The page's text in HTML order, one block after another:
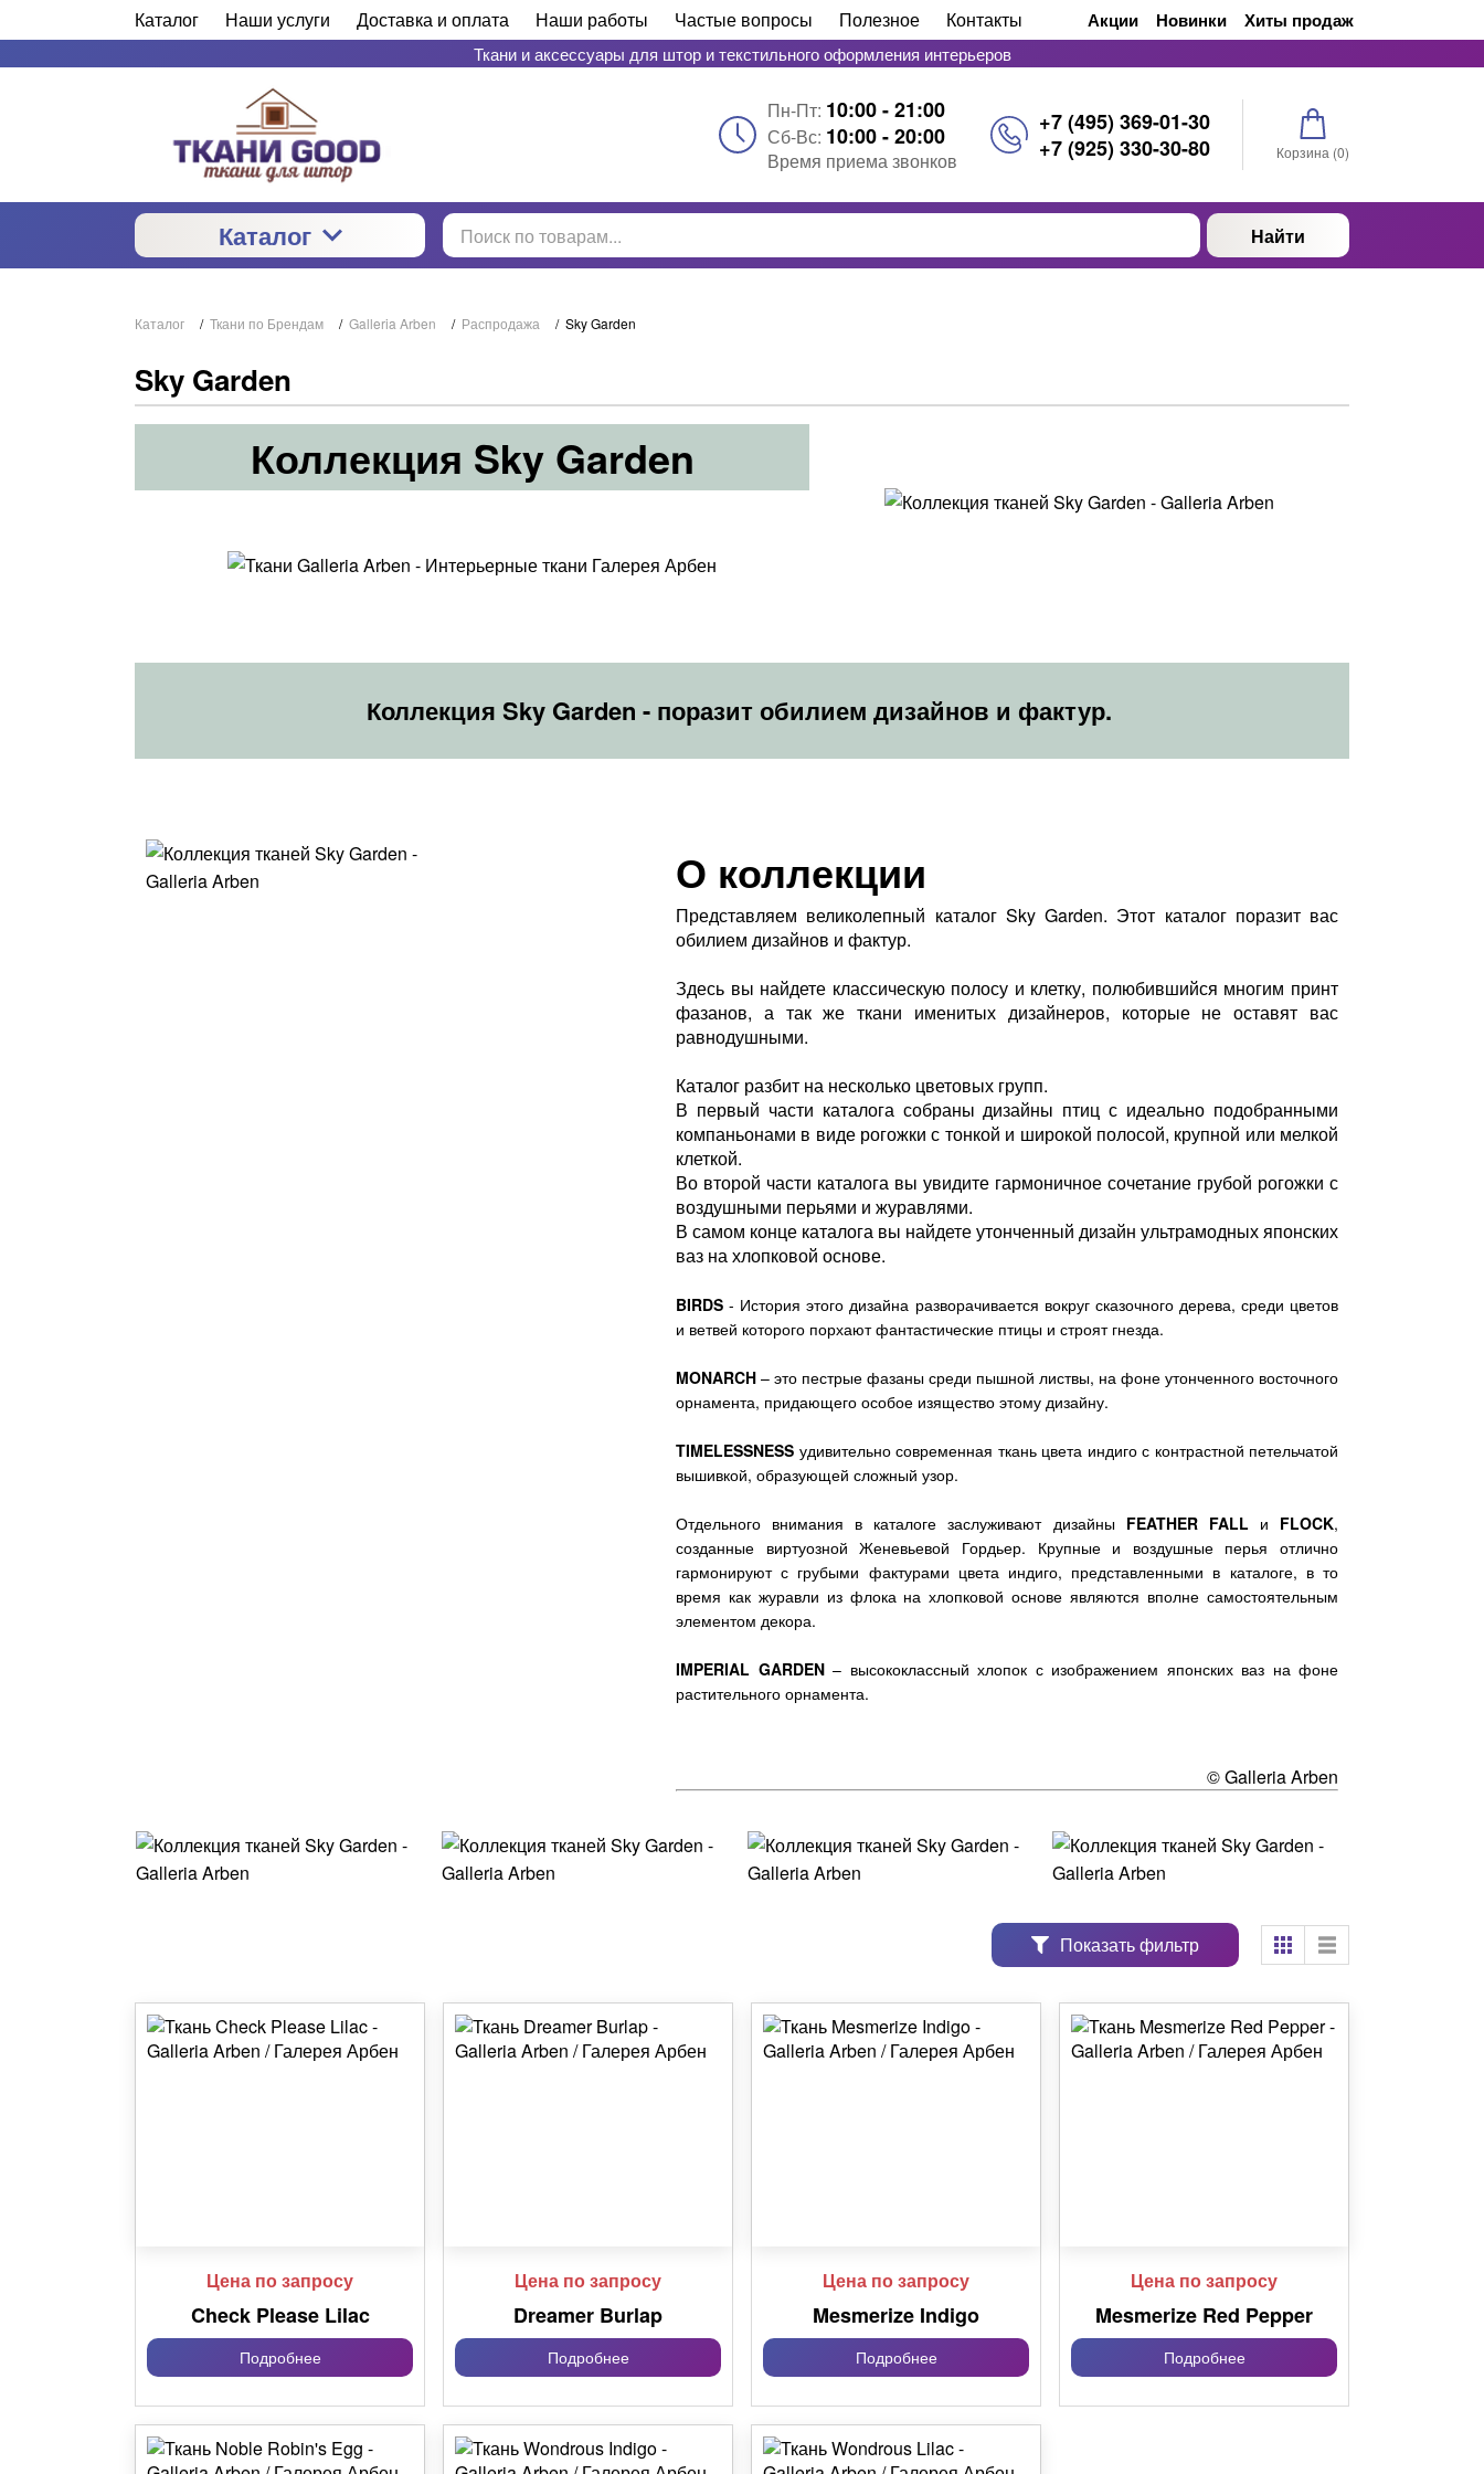
Каталог Наши услуги Доставка и оплата Наши работы Частые вопросы Полезное Контакты Акции Новинки Хиты продаж
Ткани и аксессуары для штор и текстильного оформления интерьеров
Пн-Пт: 10:00 - 21:00
Сб-Вс: 10:00 - 20:00
Время приема звонков
+7 (495) 369-01-30
+7 (925) 330-30-80
Корзина (0)
Каталог Найти
Каталог / Ткани по Брендам / Galleria Arben / Распродажа / Sky Garden
Sky Garden
Коллекция Sky Garden
Коллекция Sky Garden - поразит обилием дизайнов и фактур.
О коллекции
Представляем великолепный каталог Sky Garden. Этот каталог поразит вас
обилием дизайнов и фактур.
Здесь вы найдете классическую полосу и клетку, полюбившийся многим принт
фазанов, а так же ткани именитых дизайнеров, которые не оставят вас
равнодушными.
Каталог разбит на несколько цветовых групп.
В первый части каталога собраны дизайны птиц с идеально подобранными
компаньонами в виде рогожки с тонкой и широкой полосой, крупной или мелкой
клеткой.
Во второй части каталога вы увидите гармоничное сочетание грубой рогожки с
воздушными перьями и журавлями.
В самом конце каталога вы найдете утонченный дизайн ультрамодных японских
ваз на хлопковой основе.
BIRDS- История этого дизайна разворачивается вокруг сказочного дерева, среди цветов
и ветвей которого порхают фантастические птицы и строят гнезда.
MONARCH – это пестрые фазаны среди пышной листвы, на фоне утонченного восточного
орнамента, придающего особое изящество этому дизайну.
TIMELESSNESS удивительно современная ткань цвета индиго с контрастной петельчатой
вышивкой, образующей сложный узор.
Отдельного внимания в каталоге заслуживают дизайны FEATHER FALLи FLOCK,
созданные виртуозной Женевьевой Гордьер. Крупные и воздушные перья отлично
гармонируют с грубыми фактурами цвета индиго, представленными в каталоге, в то
время как журавли из флока на хлопковой основе являются вполне самостоятельным
элементом декора.
IMPERIAL GARDEN– высококлассный хлопок с изображением японских ваз на фоне
растительного орнамента.
© Galleria Arben
Показать фильтр
Цена по запросу
Check Please Lilac
Подробнее
Цена по запросу
Dreamer Burlap
Подробнее
Цена по запросу
Mesmerize Indigo
Подробнее
Цена по запросу
Mesmerize Red Pepper
Подробнее